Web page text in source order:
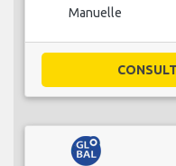
Manuelle